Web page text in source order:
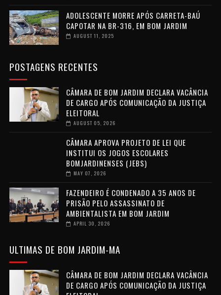
ADOLESCENTE MORRE APÓS CARRETA-BAÚ
CAPOTAR NA BR-316, EM BOM JARDIM
AUGUST 11, 2025
POSTAGENS RECENTES
CÂMARA DE BOM JARDIM DECLARA VACÂNCIA
DE CARGO APÓS COMUNICAÇÃO DA JUSTIÇA
ELEITORAL
AUGUST 05, 2026
CÂMARA APROVA PROJETO DE LEI QUE
INSTITUI OS JOGOS ESCOLARES
BOMJARDINENSES (JEBS)
MAY 07, 2026
FAZENDEIRO É CONDENADO A 35 ANOS DE
PRISÃO PELO ASSASSINATO DE
AMBIENTALISTA EM BOM JARDIM
APRIL 30, 2026
ULTIMAS DE BOM JARDIM-MA
CÂMARA DE BOM JARDIM DECLARA VACÂNCIA
DE CARGO APÓS COMUNICAÇÃO DA JUSTIÇA